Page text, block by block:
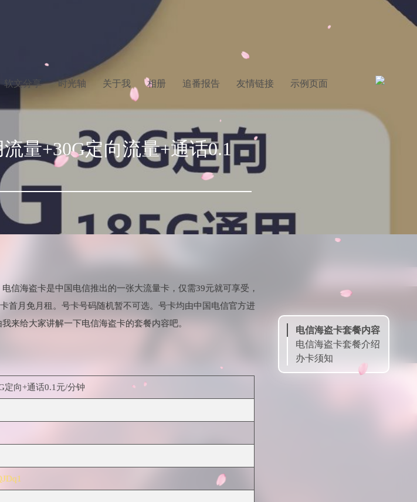
软文分享 时光轴 关于我 相册 追番报告 友情链接 示例页面
量+30G定向流量+通话0.1
信海盗卡是中国电信推出的一张大流量卡，仅需39元就可享受，
首月免月租。号卡号码随机暂不可选。号卡均由中国电信官方进
来给大家讲解一下电信海盗卡的套餐内容吧。
定向+通话0.1元/分钟
电信海盗卡套餐内容
电信海盗卡套餐介绍
办卡须知
申请链接